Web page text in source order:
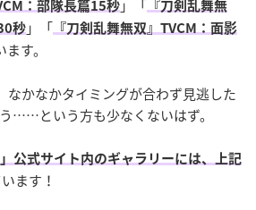
：部隊長篇15秒 」「 『刀剣乱舞無
秒 」「 『刀剣乱舞無双』TVCM：面影
す。
なかなかタイミングが合わず見逃した
……という方も少なくないはず。
」公式サイト内のギャラリーには、上記
ます！